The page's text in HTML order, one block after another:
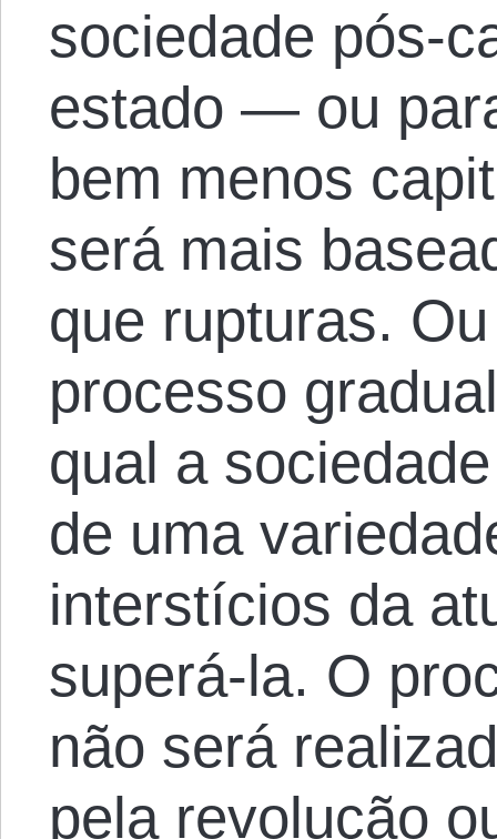
sociedade pós-
estado — ou
bem menos
será mais
que rupturas.
processo
qual a
de uma
interstícios da
superá-la. O
não será
pela revolução